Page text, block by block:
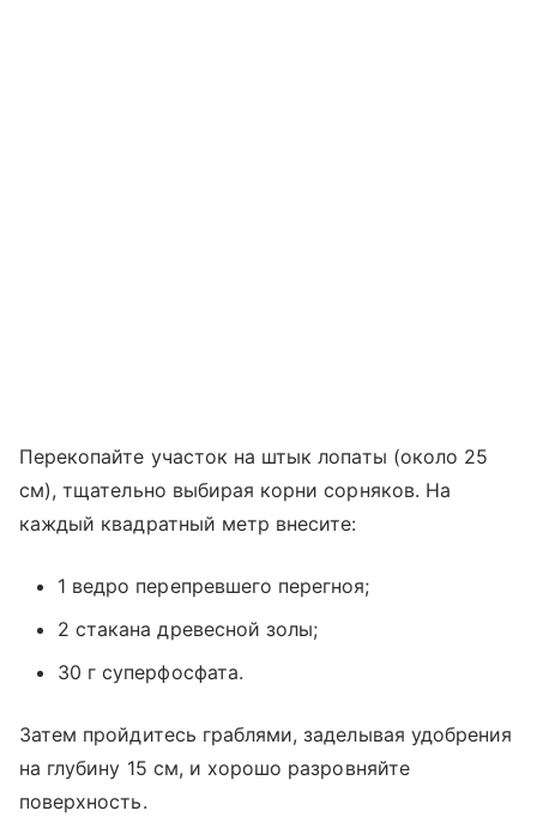
Перекопайте участок на штык лопаты (около 25
см), тщательно выбирая корни сорняков. На
каждый квадратный метр внесите:
1 ведро перепревшего перегноя;
2 стакана древесной золы;
30 г суперфосфата.
Затем пройдитесь граблями, заделывая удобрения
на глубину 15 см, и хорошо разровняйте
поверхность.